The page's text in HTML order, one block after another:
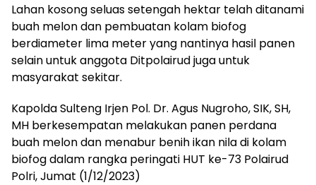
Lahan kosong seluas setengah hektar telah ditanami
buah melon dan pembuatan kolam biofog
berdiameter lima meter yang nantinya hasil panen
selain untuk anggota Ditpolairud juga untuk
masyarakat sekitar.
Kapolda Sulteng Irjen Pol. Dr. Agus Nugroho, SIK, SH,
MH berkesempatan melakukan panen perdana
buah melon dan menabur benih ikan nila di kolam
biofog dalam rangka peringati HUT ke-73 Polairud
Polri, Jumat (1/12/2023)